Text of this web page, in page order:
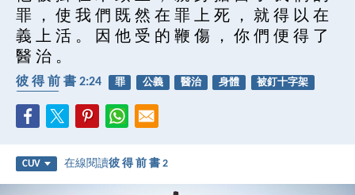
罪 ， 使 我 們 既 然 在 罪 上 死 ， 就 得 以 在
義 上 活 。 因 他 受 的 鞭 傷 ， 你 們 便 得 了
醫 治 。
彼 得 前 書 2:24 罪 公義 醫治 身體
被釘十字架
CUV 在線閱讀彼 得 前 書 2